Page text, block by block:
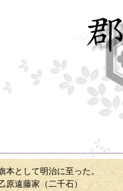
として明治に至った。
遠藤家（二千石）